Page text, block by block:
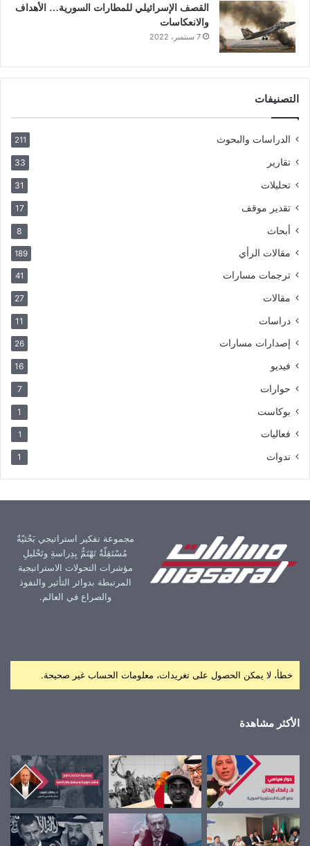
القصف الإسرائيلي للمطارات السورية… الأهداف
والانعكاسات
7 سبتمبر، 2022
التصنيفات
الدراسات والبحوث 211
تقارير 33
تحليلات 31
تقدير موقف 17
أبحاث 8
مقالات الرأي 189
ترجمات مسارات 41
مقالات 27
دراسات 11
إصدارات مسارات 26
فيديو 16
حوارات 7
بوكاست 1
فعاليات 1
ندوات 1
مجموعة تفكير استراتيجي بَحْثيّةٌ
مُسْتَقِلّةٌ تَهْتَمُّ بِدِراسةِ وتَحْليلِ
مؤشرات التحولات الاستراتيجية
المرتبطة بدوائر التأثير والنفوذ
والصراع في العالم.
خطأ، لا يمكن الحصول على تغريدات، معلومات الحساب غير صحيحة.
الأكثر مشاهدة